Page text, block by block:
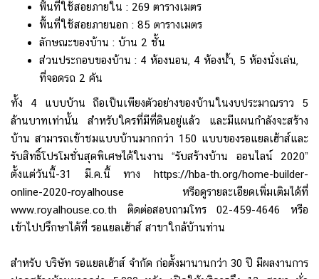
พื้นที่ใช้สอยภายใน : 269 ตารางเมตร
พื้นที่ใช้สอยภายนอก : 85 ตารางเมตร
ลักษณะของบ้าน : บ้าน 2 ชั้น
ส่วนประกอบของบ้าน : 4 ห้องนอน, 4 ห้องน้ำ, 5 ห้องนั่งเล่น,
ที่จอดรถ 2 คัน
ทั้ง 4 แบบบ้าน ถือเป็นเพียงตัวอย่างของบ้านในงบประมาณราว 5
ล้านบาทเท่านั้น สำหรับใครที่มีที่ดินอยู่แล้ว และมีแผนกำลังจะสร้าง
บ้าน สามารถเข้าชมแบบบ้านมากกว่า 150 แบบของรอแยลเฮ้าส์และ
รับสิทธิ์โปรโมชั่นสุดพิเศษได้ในงาน “รับสร้างบ้าน ออนไลน์ 2020”
ตั้งแต่วันนี้-31 มี.ค.นี้ ทาง https://hba-th.org/home-builder-
online-2020-royalhouse หรือดูรายละเอียดเพิ่มเติมได้ที่
www.royalhouse.co.th ติดต่อสอบถามโทร 02-459-4646 หรือ
เข้าไปปรึกษาได้ที่ รอแยลเฮ้าส์ สาขาใกล้บ้านท่าน
สำหรับ บริษัท รอแยลเฮ้าส์ จำกัด ก่อตั้งมานานกว่า 30 ปี มีผลงานการ